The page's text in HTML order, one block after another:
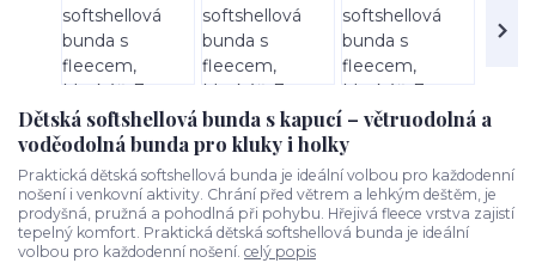
Dětská softshellová bunda s kapucí – větruodolná a
voděodolná bunda pro kluky i holky
Praktická dětská softshellová bunda je ideální volbou pro každodenní
nošení i venkovní aktivity. Chrání před větrem a lehkým deštěm, je
prodyšná, pružná a pohodlná při pohybu. Hřejivá fleece vrstva zajistí
tepelný komfort. Praktická dětská softshellová bunda je ideální
volbou pro každodenní nošení. celý popis